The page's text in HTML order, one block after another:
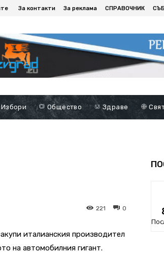
За контакти За реклама СПРАВОЧНИК
Избори Общество Здраве
0
221
италианския производител
на автомобилния гигант.